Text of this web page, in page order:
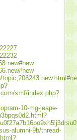
smf/index.php?
10-mg-jeape-
alumni-9b/thread-